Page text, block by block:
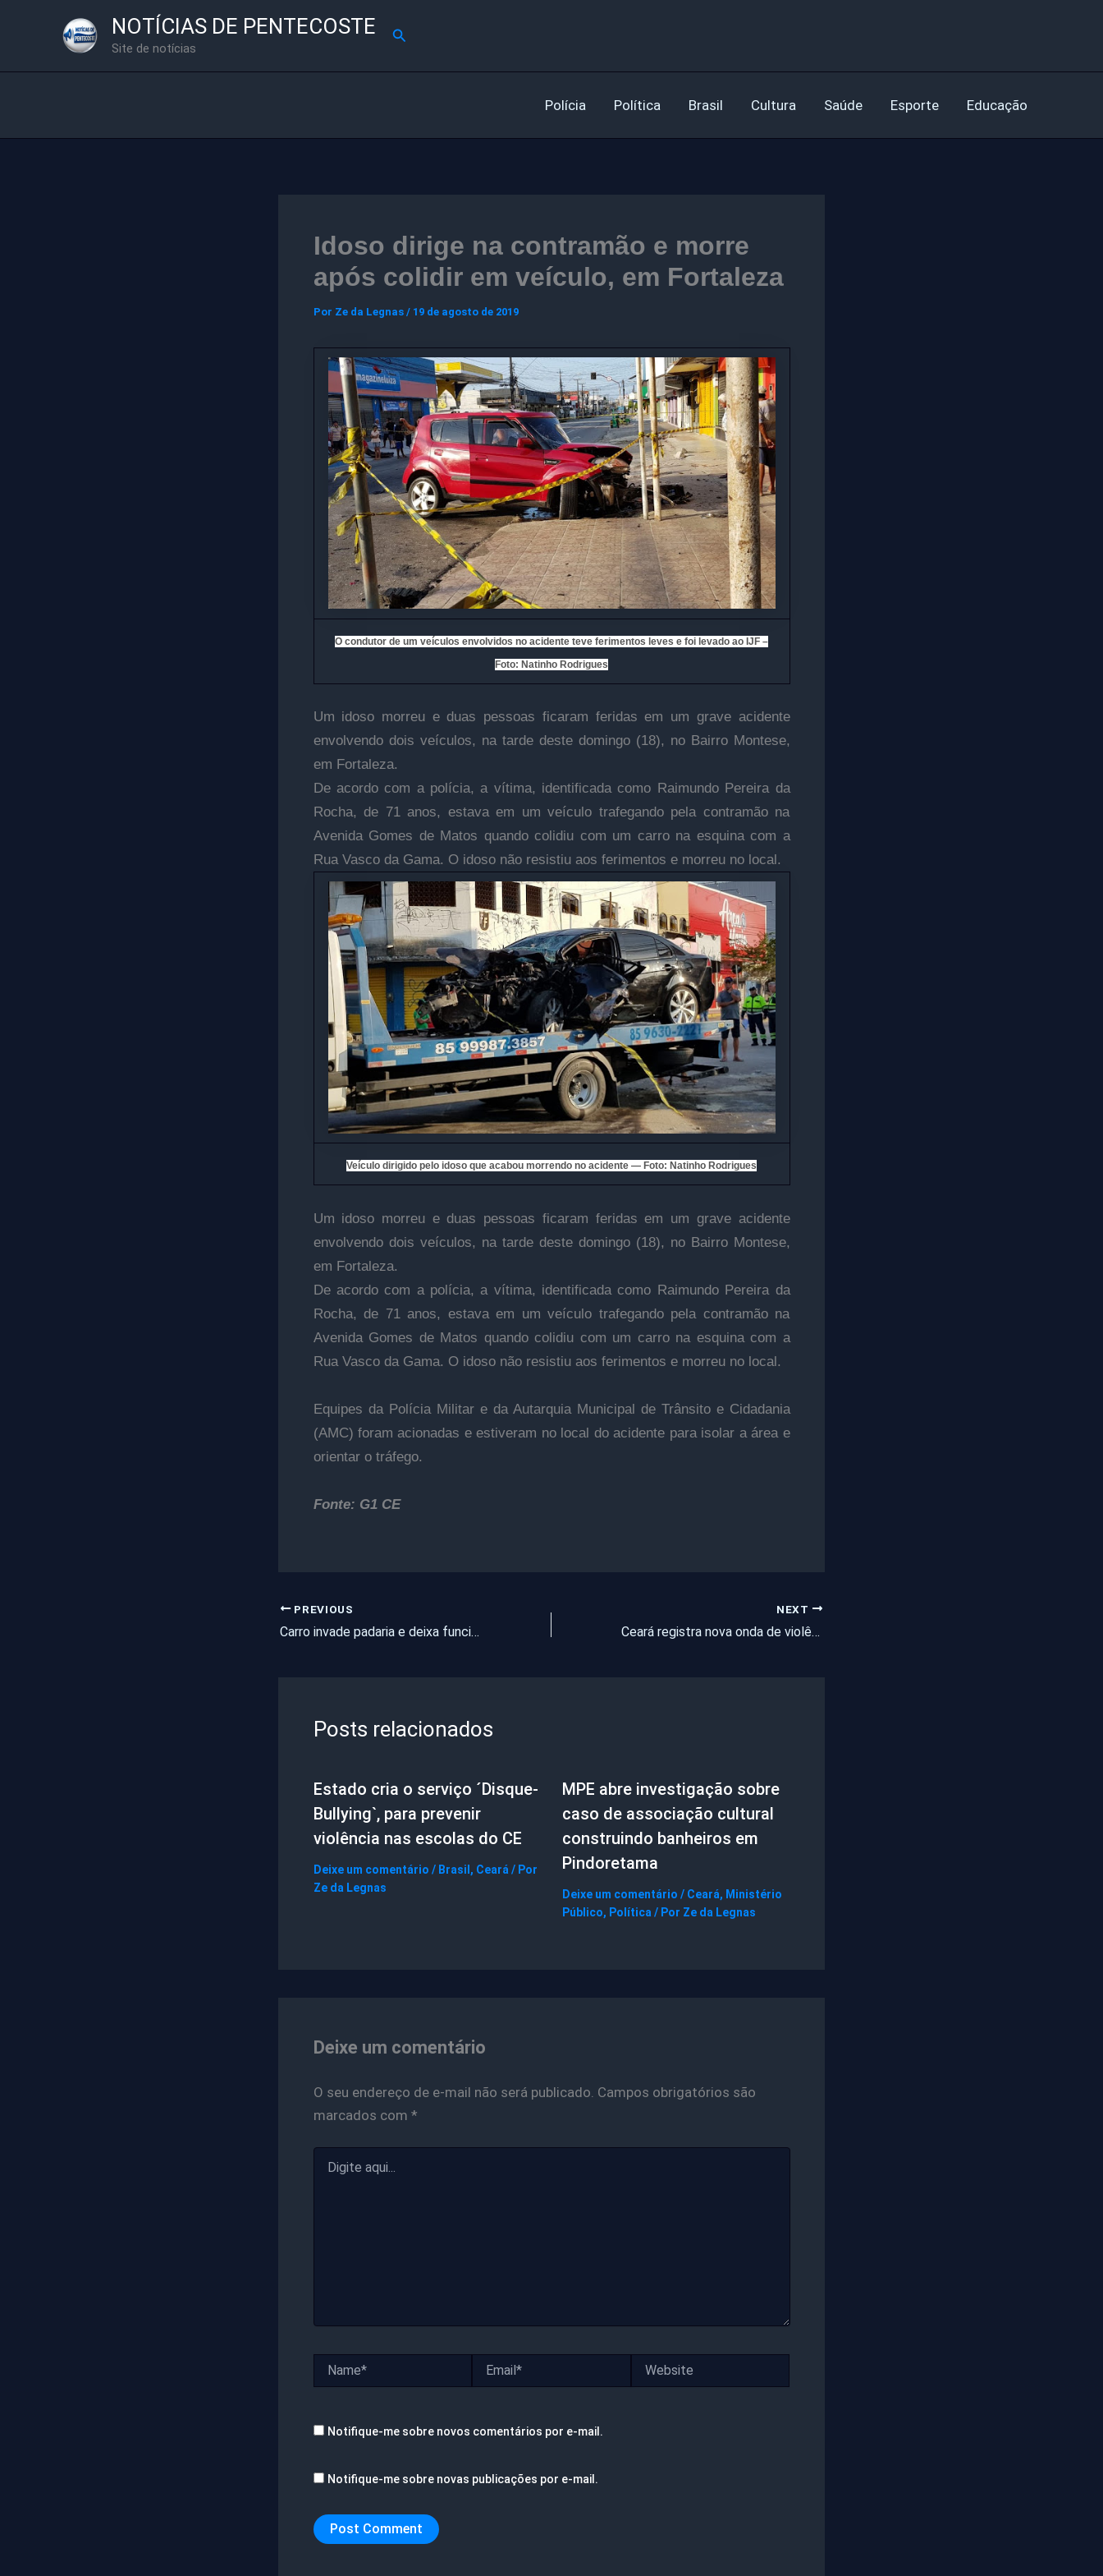
NOTÍCIAS DE PENTECOSTE
Site de notícias
Pesquisar
Polícia Política Brasil Cultura Saúde Esporte Educação
Idoso dirige na contramão e morre
após colidir em veículo, em Fortaleza
Por Ze da Legnas / 19 de agosto de 2019
O condutor de um veículos envolvidos no acidente teve ferimentos leves e foi levado ao IJF –
Foto: Natinho Rodrigues
Um idoso morreu e duas pessoas ficaram feridas em um grave acidente
envolvendo dois veículos, na tarde deste domingo (18), no Bairro Montese,
em Fortaleza.
De acordo com a polícia, a vítima, identificada como Raimundo Pereira da
Rocha, de 71 anos, estava em um veículo trafegando pela contramão na
Avenida Gomes de Matos quando colidiu com um carro na esquina com a
Rua Vasco da Gama. O idoso não resistiu aos ferimentos e morreu no local.
Veículo dirigido pelo idoso que acabou morrendo no acidente — Foto: Natinho Rodrigues
Um idoso morreu e duas pessoas ficaram feridas em um grave acidente
envolvendo dois veículos, na tarde deste domingo (18), no Bairro Montese,
em Fortaleza.
De acordo com a polícia, a vítima, identificada como Raimundo Pereira da
Rocha, de 71 anos, estava em um veículo trafegando pela contramão na
Avenida Gomes de Matos quando colidiu com um carro na esquina com a
Rua Vasco da Gama. O idoso não resistiu aos ferimentos e morreu no local.
Equipes da Polícia Militar e da Autarquia Municipal de Trânsito e Cidadania
(AMC) foram acionadas e estiveram no local do acidente para isolar a área e
orientar o tráfego.
Fonte: G1 CE
PREVIOUS
Carro invade padaria e deixa funcionária ferida
NEXT
Ceará registra nova onda de violência com 18 homicídios durante o fim de semana
Posts relacionados
Estado cria o serviço ´Disque-
Bullying`, para prevenir
violência nas escolas do CE
Deixe um comentário / Brasil, Ceará / Por
Ze da Legnas
MPE abre investigação sobre
caso de associação cultural
construindo banheiros em
Pindoretama
Deixe um comentário / Ceará, Ministério
Público, Política / Por Ze da Legnas
Deixe um comentário
O seu endereço de e-mail não será publicado. Campos obrigatórios são
marcados com *
aqui...
Notifique-me sobre novos comentários por e-mail.
Notifique-me sobre novas publicações por e-mail.